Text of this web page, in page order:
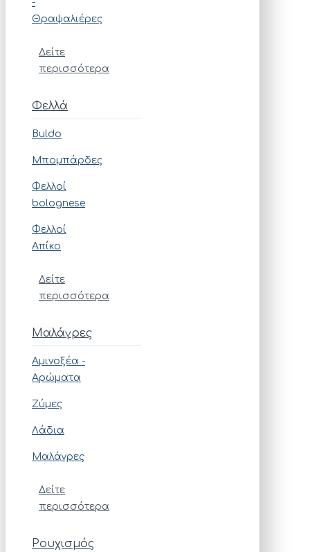
-
Θραψαλιέρες
Δείτε
περισσότερα
Φελλά
Buldo
Μπομπάρδες
Φελλοί
bolognese
Φελλοί
Απίκο
Δείτε
περισσότερα
Μαλάγρες
Αμινοξέα -
Αρώματα
Ζύμες
Λάδια
Μαλάγρες
Δείτε
περισσότερα
Ρουχισμός